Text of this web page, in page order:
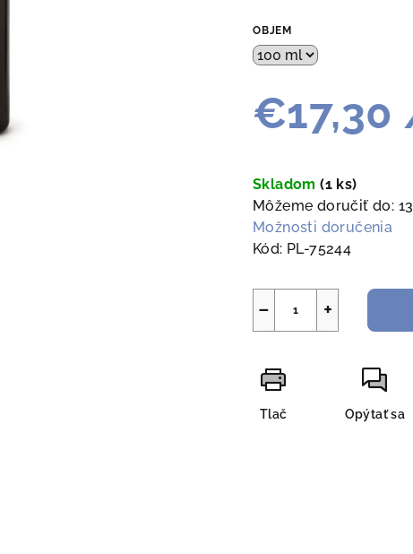
OBJEM
€17,30
cena:
Skladom(1 ks)
Môžeme doručiť do:
Možnosti doručenia
Kód: PL-75244
+
−
Tlač Opýtať sa